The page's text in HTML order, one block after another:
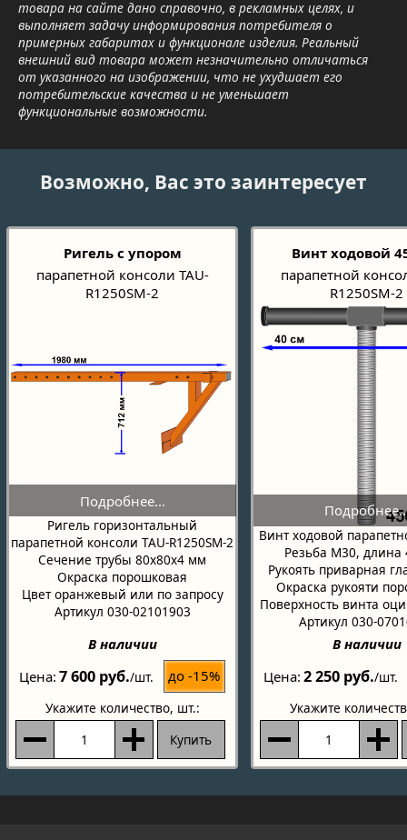
товара на сайте дано справочно, в рекламных целях, и
выполняет задачу информирования потребителя о
примерных габаритах и функционале изделия. Реальный
внешний вид товара может незначительно отличаться
от указанного на изображении, что не ухудшает его
потребительские качества и не уменьшает
функциональные возможности.
Возможно, Вас это заинтересует
Ригель с упором
парапетной консоли TAU-
R1250SM-2
Ригель горизонтальный
парапетной консоли TAU-R1250SM-2
Сечение трубы 80х80х4 мм
Окраска порошковая
Цвет оранжевый или по запросу
Артикул 030-02101903
В наличии
Цена 7 600 руб./шт. до -15%
Укажите количество, шт.:
Купить
Винт ходовой
парапетной
R1250SM-2
Винт ходовой
Резьба М30, длина
Рукоять приварная
Окраска рукояти
Поверхность винта
Артикул 030-
В наличии
Цена 2 250 руб./шт.
Укажите